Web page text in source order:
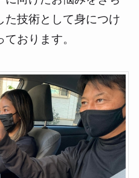
た技術として身につけ
おります。